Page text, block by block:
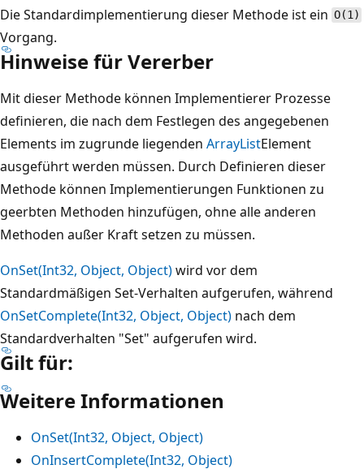
Die Standardimplementierung dieser Methode ist ein O(1)
Vorgang.
Hinweise für Vererber
Mit dieser Methode können Implementierer Prozesse
definieren, die nach dem Festlegen des angegebenen
Elements im zugrunde liegenden ArrayListElement
ausgeführt werden müssen. Durch Definieren dieser
Methode können Implementierungen Funktionen zu
geerbten Methoden hinzufügen, ohne alle anderen
Methoden außer Kraft setzen zu müssen.
OnSet(Int32, Object, Object)wird vor dem
Standardmäßigen Set-Verhalten aufgerufen, während
OnSetComplete(Int32, Object, Object) nach dem
Standardverhalten "Set" aufgerufen wird.
Gilt für:
Weitere Informationen
OnSet(Int32, Object, Object)
OnInsertComplete(Int32, Object)